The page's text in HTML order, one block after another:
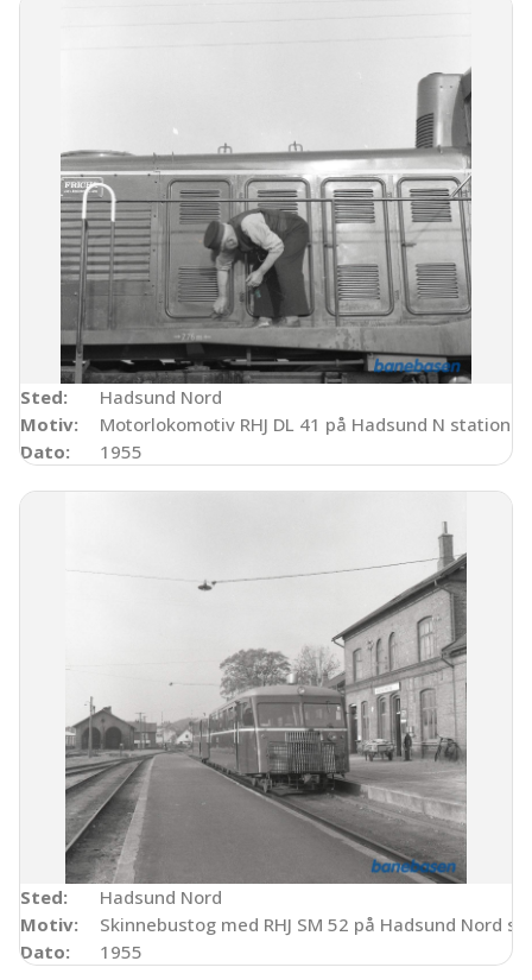
Sted:
Hadsund Nord
Motiv:
Motorlokomotiv RHJ DL 41 på Hadsund N
Dato:
1955
Sted:
Hadsund Nord
Motiv:
Skinnebustog med RHJ SM 52 på Hadsund Nord
Dato:
1955